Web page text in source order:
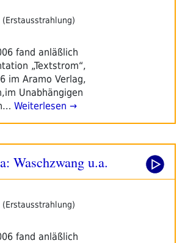
fand anläßlich
„Textstrom“,
im Aramo Verlag,
Unabhängigen
Weiterlesen →
Waschzwang u.a.
fand anläßlich